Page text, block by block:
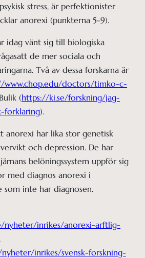
stress, är perfektionister
anorexi (punkterna 5–9).
idag vänt sig till biologiska
de mer sociala och
Två av dessa forskarna är
www.chop.edu/doctors/timko-c-
(https://ki.se/forskning/jag-
forklaring).
anorexi har lika stor genetisk
och depression. De har
belöningssystem uppför sig
med diagnos anorexi i
som inte har diagnosen.
nyheter/inrikes/anorexi-arftlig-
inrikes/svensk-forskning-